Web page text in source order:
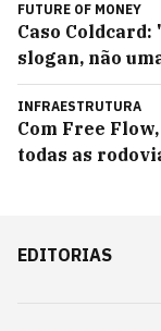
FUTURE OF MONEY
Caso
slogan, não
INFRAESTRUTURA
Com Free
todas as
EDITORIAS